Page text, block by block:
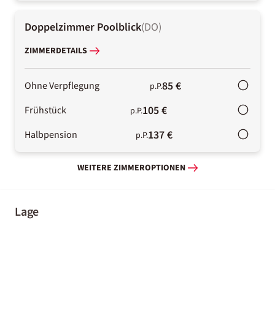
Doppelzimmer Poolblick(DO)
ZIMMERDETAILS
Ohne Verpflegung p.P.85 €
Frühstück p.P.105 €
Halbpension p.P.137 €
WEITERE ZIMMEROPTIONEN
Lage